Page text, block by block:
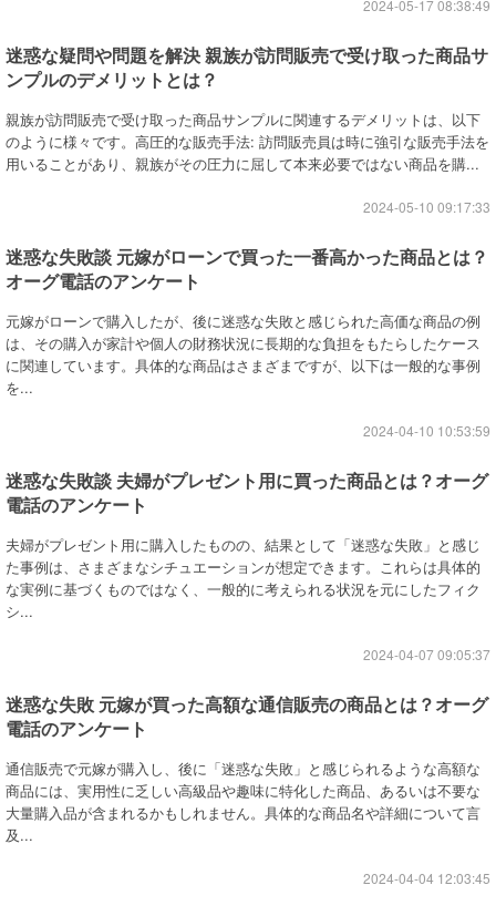
2024-05-17 08:38:49
迷惑な疑問や問題を解決 親族が訪問販売で受け取った商品サ
ンプルのデメリットとは？
親族が訪問販売で受け取った商品サンプルに関連するデメリットは、以下
のように様々です。高圧的な販売手法: 訪問販売員は時に強引な販売手法を
用いることがあり、親族がその圧力に屈して本来必要ではない商品を購...
2024-05-10 09:17:33
迷惑な失敗談 元嫁がローンで買った一番高かった商品とは？
オーグ電話のアンケート
元嫁がローンで購入したが、後に迷惑な失敗と感じられた高価な商品の例
は、その購入が家計や個人の財務状況に長期的な負担をもたらしたケース
に関連しています。具体的な商品はさまざまですが、以下は一般的な事例
を...
2024-04-10 10:53:59
迷惑な失敗談 夫婦がプレゼント用に買った商品とは？オーグ
電話のアンケート
夫婦がプレゼント用に購入したものの、結果として「迷惑な失敗」と感じ
た事例は、さまざまなシチュエーションが想定できます。これらは具体的
な実例に基づくものではなく、一般的に考えられる状況を元にしたフィク
シ...
2024-04-07 09:05:37
迷惑な失敗 元嫁が買った高額な通信販売の商品とは？オーグ
電話のアンケート
通信販売で元嫁が購入し、後に「迷惑な失敗」と感じられるような高額な
商品には、実用性に乏しい高級品や趣味に特化した商品、あるいは不要な
大量購入品が含まれるかもしれません。具体的な商品名や詳細について言
及...
2024-04-04 12:03:45